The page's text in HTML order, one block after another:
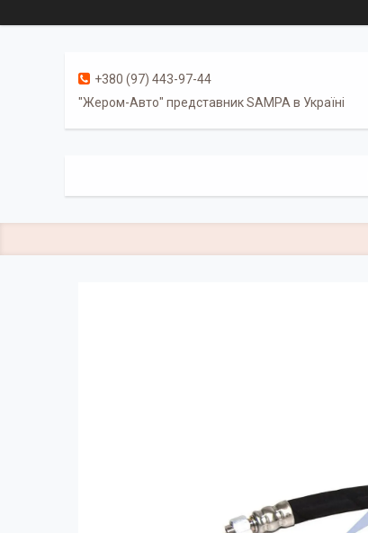
+380 (97) 443-97-44
"Жером-Авто" представник SAMPA в Україні